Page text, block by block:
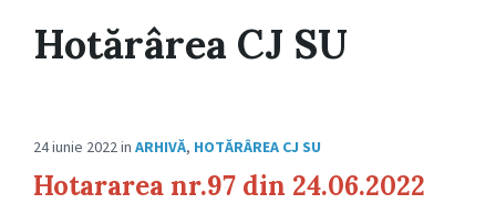
Hotărârea CJ SU
24 iunie 2022in ARHIVĂ, HOTĂRÂREA CJ SU
Hotararea nr.97 din 24.06.2022